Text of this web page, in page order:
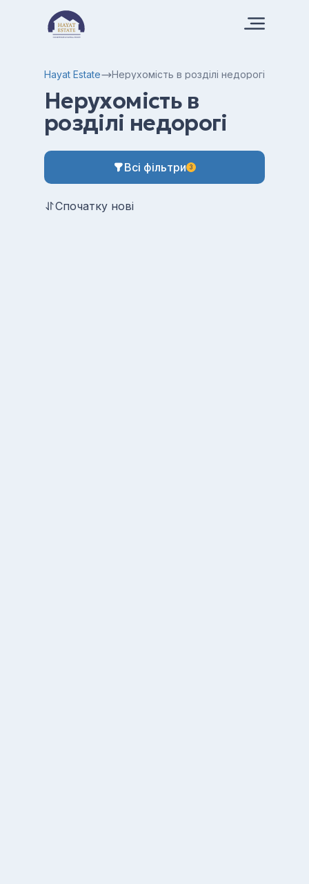
Hayat Estate Нерухомість в розділі недорогі
Нерухомість в
розділі недорогі
Всі фільтри 3
Спочатку нові